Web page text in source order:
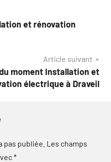
et rénovation
Article suivant
moment Installation et
électrique à Draveil
pas publiée. Les champs
*